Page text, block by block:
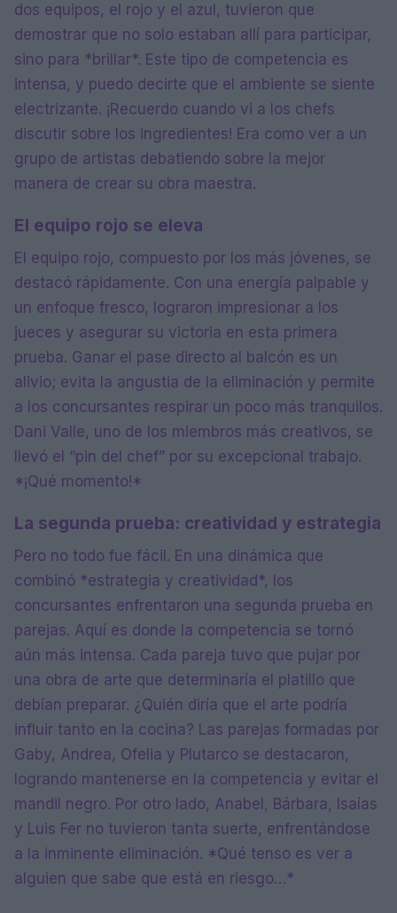
dos equipos, el rojo y el azul, tuvieron que
demostrar que no solo estaban allí para participar,
sino para *brillar*. Este tipo de competencia es
intensa, y puedo decirte que el ambiente se siente
electrizante. ¡Recuerdo cuando vi a los chefs
discutir sobre los ingredientes! Era como ver a un
grupo de artistas debatiendo sobre la mejor
manera de crear su obra maestra.
El equipo rojo se eleva
El equipo rojo, compuesto por los más jóvenes, se
destacó rápidamente. Con una energía palpable y
un enfoque fresco, lograron impresionar a los
jueces y asegurar su victoria en esta primera
prueba. Ganar el pase directo al balcón es un
alivio; evita la angustia de la eliminación y permite
a los concursantes respirar un poco más tranquilos.
Dani Valle, uno de los miembros más creativos, se
llevó el “pin del chef” por su excepcional trabajo.
*¡Qué momento!*
La segunda prueba: creatividad y estrategia
Pero no todo fue fácil. En una dinámica que
combinó *estrategia y creatividad*, los
concursantes enfrentaron una segunda prueba en
parejas. Aquí es donde la competencia se tornó
aún más intensa. Cada pareja tuvo que pujar por
una obra de arte que determinaría el platillo que
debían preparar. ¿Quién diría que el arte podría
influir tanto en la cocina? Las parejas formadas por
Gaby, Andrea, Ofelia y Plutarco se destacaron,
logrando mantenerse en la competencia y evitar el
mandil negro. Por otro lado, Anabel, Bárbara, Isaías
y Luis Fer no tuvieron tanta suerte, enfrentándose
a la inminente eliminación. *Qué tenso es ver a
alguien que sabe que está en riesgo…*